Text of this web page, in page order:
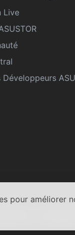
pour améliorer
Live